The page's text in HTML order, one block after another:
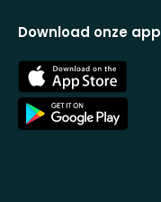
Download onze app
App
Store
App
Store